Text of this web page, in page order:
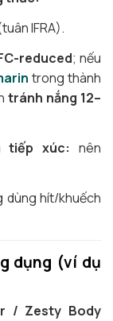
IFRA).
reduced; nếu
trong thành
tránh nắng 12–
tiếp xúc: nên
dùng hít/khuếch
dụng (ví dụ
/ Zesty Body